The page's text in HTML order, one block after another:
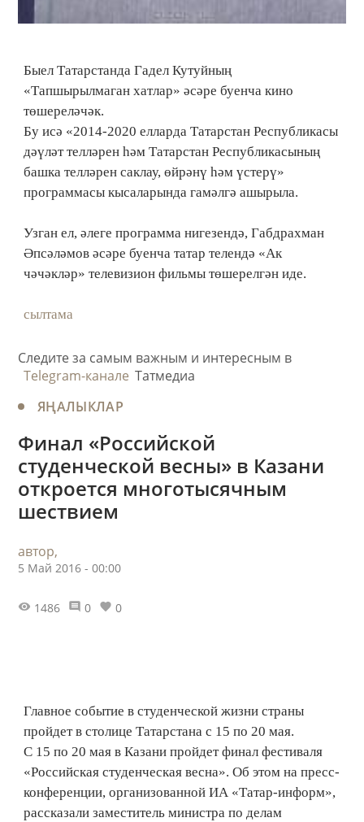
Быел Татарстанда Гадел Кутуйның
«Тапшырылмаган хатлар» әсәре буенча кино
төшереләчәк.
Бу исә «2014-2020 елларда Татарстан Республикасы
дәүләт телләрен һәм Татарстан Республикасының
башка телләрен саклау, өйрәнү һәм үстерү»
программасы кысаларында гамәлгә ашырыла.
Узган ел, әлеге программа нигезендә, Габдрахман
Әпсәләмов әсәре буенча татар телендә «Ак
чәчәкләр» телевизион фильмы төшерелгән иде.
сылтама
Следите за самым важным и интересным в
Telegram-канале Татмедиа
ЯҢАЛЫКЛАР
Финал «Российской
студенческой весны» в Казани
откроется многотысячным
шествием
автор,
5 Май 2016 - 00:00
1486 0 0
Главное событие в студенческой жизни страны
пройдет в столице Татарстана с 15 по 20 мая.
С 15 по 20 мая в Казани пройдет финал фестиваля
«Российская студенческая весна». Об этом на пресс-
конференции, организованной ИА «Татар-информ»,
рассказали заместитель министра по делам